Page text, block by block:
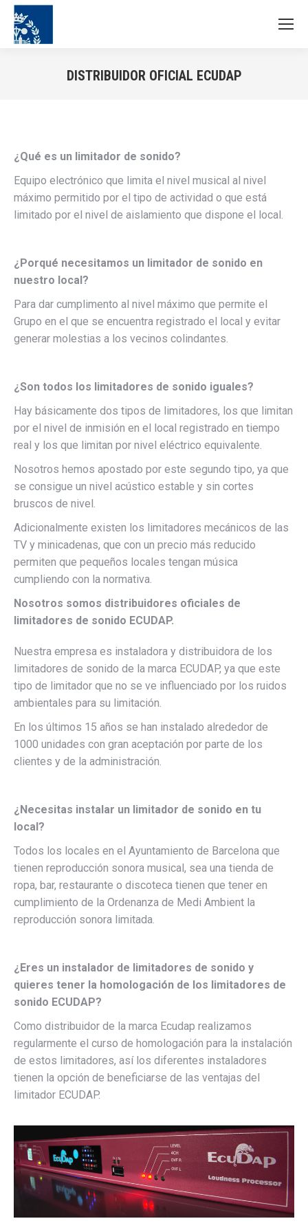
DISTRIBUIDOR OFICIAL ECUDAP
¿Qué es un limitador de sonido?
Equipo electrónico que limita el nivel musical al nivel
máximo permitido por el tipo de actividad o que está
limitado por el nivel de aislamiento que dispone el local.
¿Porqué necesitamos un limitador de sonido en
nuestro local?
Para dar cumplimento al nivel máximo que permite el
Grupo en el que se encuentra registrado el local y evitar
generar molestias a los vecinos colindantes.
¿Son todos los limitadores de sonido iguales?
Hay básicamente dos tipos de limitadores, los que limitan
por el nivel de inmisión en el local registrado en tiempo
real y los que limitan por nivel eléctrico equivalente.
Nosotros hemos apostado por este segundo tipo, ya que
se consigue un nivel acústico estable y sin cortes
bruscos de nivel.
Adicionalmente existen los limitadores mecánicos de las
TV y minicadenas, que con un precio más reducido
permiten que pequeños locales tengan música
cumpliendo con la normativa.
Nosotros somos distribuidores oficiales de
limitadores de sonido ECUDAP.
Nuestra empresa es instaladora y distribuidora de los
limitadores de sonido de la marca ECUDAP, ya que este
tipo de limitador que no se ve influenciado por los ruidos
ambientales para su limitación.
En los últimos 15 años se han instalado alrededor de
1000 unidades con gran aceptación por parte de los
clientes y de la administración.
¿Necesitas instalar un limitador de sonido en tu
local?
Todos los locales en el Ayuntamiento de Barcelona que
tienen reproducción sonora musical, sea una tienda de
ropa, bar, restaurante o discoteca tienen que tener en
cumplimiento de la Ordenanza de Medi Ambient la
reproducción sonora limitada.
¿Eres un instalador de limitadores de sonido y
quieres tener la homologación de los limitadores de
sonido ECUDAP?
Como distribuidor de la marca Ecudap realizamos
regularmente el curso de homologación para la instalación
de estos limitadores, así los diferentes instaladores
tienen la opción de beneficiarse de las ventajas del
limitador ECUDAP.